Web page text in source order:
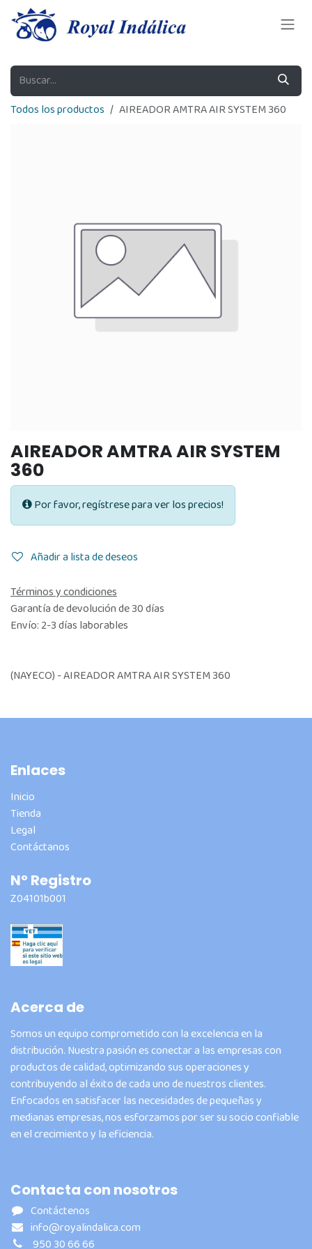
Ir al contenido
Todos los productos AIREADOR AMTRA AIR SYSTEM 360
AIREADOR AMTRA AIR SYSTEM
360
Por favor, regístrese para ver los precios!
Añadir a lista de deseos
Términos y condiciones
Garantía de devolución de 30 días
Envío: 2-3 días laborables
(NAYECO) - AIREADOR AMTRA AIR SYSTEM 360
Enlaces
Inicio
Tienda
Legal
Contáctanos
Nº Registro
Z04101b001
Acerca de
Somos un equipo comprometido con la excelencia en la
distribución. Nuestra pasión es conectar a las empresas con
productos de calidad, optimizando sus operaciones y
contribuyendo al éxito de cada uno de nuestros clientes.
Enfocados en satisfacer las necesidades de pequeñas y
medianas empresas, nos esforzamos por ser su socio confiable
en el crecimiento y la eficiencia.
Contacta con nosotros
Contáctenos
info@royalindalica.com
950 30 66 66